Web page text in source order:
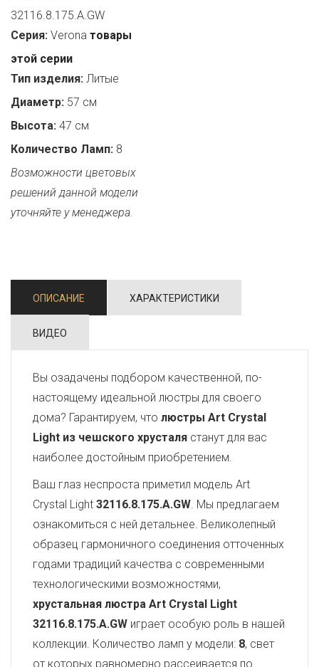
32116.8.175.A.GW
Серия: Verona товары
этой серии
Тип изделия: Литые
Диаметр: 57 см
Высота: 47 см
Количество Ламп: 8
Возможности цветовых
решений данной модели
уточняйте у менеджера.
ОПИСАНИЕ ХАРАКТЕРИСТИКИ
ВИДЕО
Вы озадачены подбором качественной, по-
настоящему идеальной люстры для своего
дома? Гарантируем, что люстры Art Crystal
Light из чешского хрусталя станут для вас
наиболее достойным приобретением.
Ваш глаз неспроста приметил модель Art
Crystal Light 32116.8.175.A.GW. Мы предлагаем
ознакомиться с ней детальнее. Великолепный
образец гармоничного соединения отточенных
годами традиций качества с современными
технологическими возможностями,
хрустальная люстра Art Crystal Light
32116.8.175.A.GW играет особую роль в нашей
коллекции. Количество ламп у модели: 8, свет
от которых равномерно рассеивается по